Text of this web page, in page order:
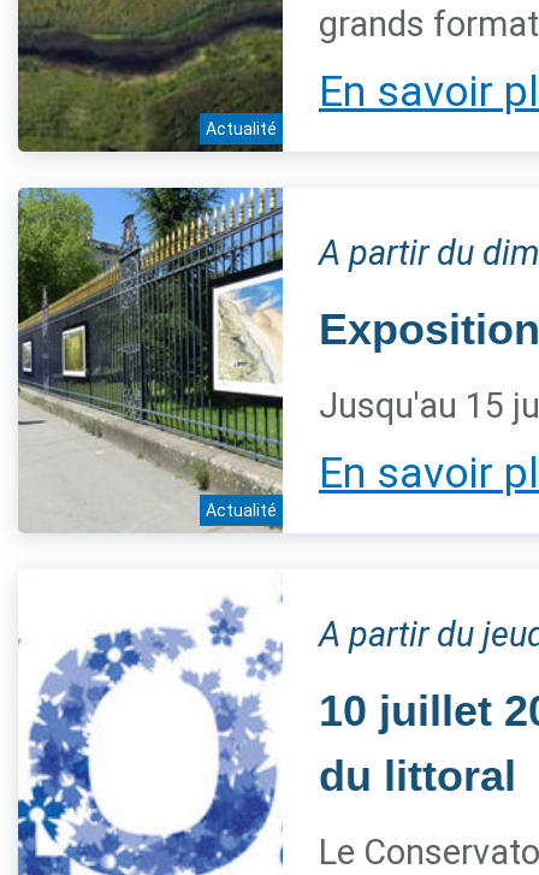
Actualité
grands
En savoir
Actualité
A partir du
Jusqu'au 15
En savoir
A partir du
10 juillet
du littoral
Le